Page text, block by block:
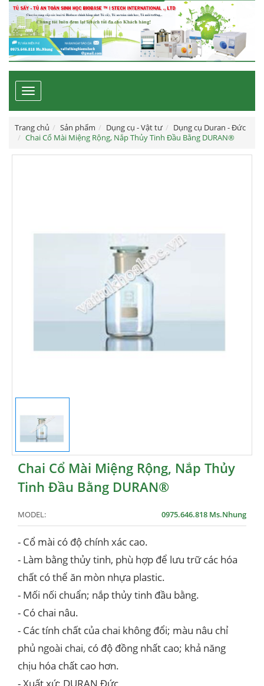
Toggle
navigation
Trang chủ Sản phẩm Dụng cụ - Vật tư
Dụng cụ Duran - Đức
Chai Cổ Mài Miệng Rộng, Nắp Thủy Tinh Đầu Bằng DURAN®
Chai Cổ Mài Miệng Rộng, Nắp Thủy
Tinh Đầu Bằng DURAN®
MODEL: 0975.646.818 Ms.Nhung
- Cổ mài có độ chính xác cao.
- Làm bằng thủy tinh, phù hợp để lưu trữ các hóa
chất có thể ăn mòn nhựa plastic.
- Mối nối chuẩn; nắp thủy tinh đầu bằng.
- Có chai nâu.
- Các tính chất của chai không đổi; màu nâu chỉ
phủ ngoài chai, có độ đồng nhất cao; khả năng
chịu hóa chất cao hơn.